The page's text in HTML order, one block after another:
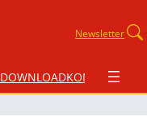
Newsletter
DOWNLOADKONTAKT